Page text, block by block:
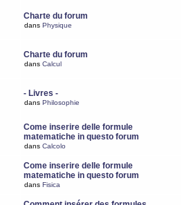
Charte du forum
dans Physique
Charte du forum
dans Calcul
- Livres -
dans Philosophie
Come inserire delle formule
matematiche in questo forum
dans Calcolo
Come inserire delle formule
matematiche in questo forum
dans Fisica